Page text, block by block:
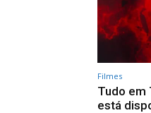
Filmes
Tudo em
está